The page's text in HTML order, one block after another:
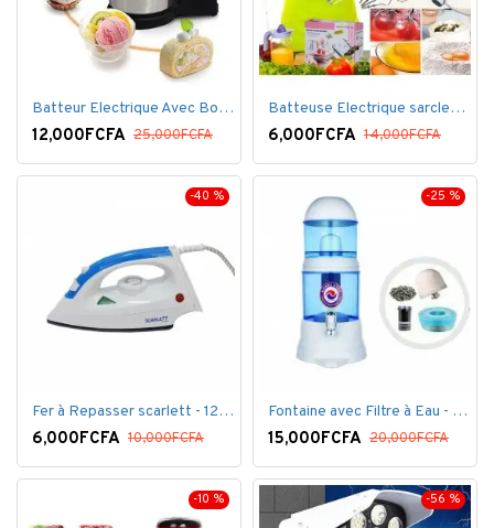
Batteur Electrique Avec Bol en inox
12,000FCFA 25,000FCFA
Batteuse Electrique sarclette à main– 7 vitesses
6,000FCFA 14,000FCFA
-40 %
Fer à Repasser scarlett - 1200 W - Bleu Blanc
6,000FCFA 10,000FCFA
-25 %
Fontaine avec Filtre à Eau - 16 Litres - Blanc
15,000FCFA 20,000FCFA
-10 % -56 %